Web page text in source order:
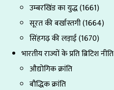
उम्बरखिंड का युद्ध (1661)
सूरत की बर्खास्तगी (1664)
सिंहगढ़ की लड़ाई (1670)
भारतीय राज्यों के प्रति ब्रिटिश नीति
औद्योगिक क्रांति
बौद्धिक क्रांति